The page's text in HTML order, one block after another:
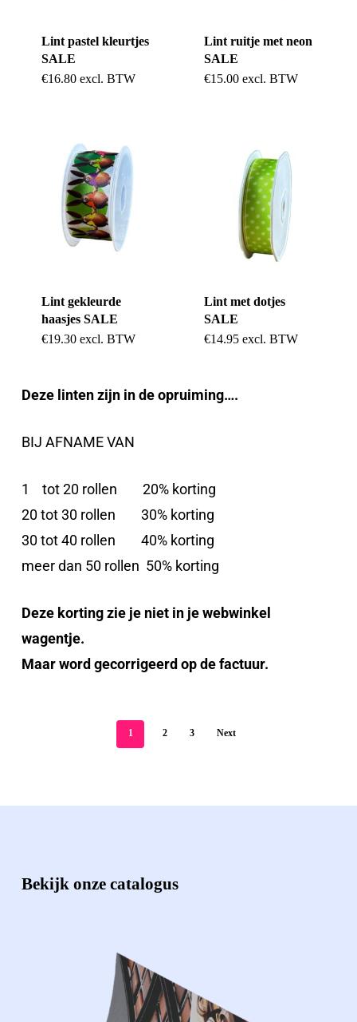
worden
op
Lint pastel kleurtjes
SALE
€16.80 excl. BTW
Lint ruitje met neon
SALE
€15.00 excl. BTW
Lint gekleurde
haasjes SALE
€19.30 excl. BTW
Lint met dotjes
SALE
€14.95 excl. BTW
Deze linten zijn in de opruiming….
BIJ AFNAME VAN
1 tot 20 rollen 20% korting
20 tot 30 rollen 30% korting
30 tot 40 rollen 40% korting
meer dan 50 rollen 50% korting
Deze korting zie je niet in je webwinkel
wagentje.
Maar word gecorrigeerd op de factuur.
1 2 3 Next
Bekijk onze catalogus